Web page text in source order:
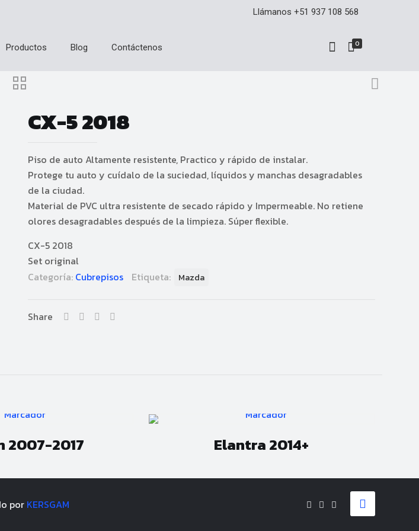
Llámanos +51 937 108 568
Productos Blog Contáctenos 0
CX-5 2018
Piso de auto Altamente resistente, Practico y rápido de instalar.
Protege tu auto y cuídalo de la suciedad, líquidos y manchas desagradables
de la ciudad.
Material de PVC ultra resistente de secado rápido y Impermeable. No retiene
olores desagradables después de la limpieza. Súper flexible.
CX-5 2018
Set original
Categoría: Cubrepisos Etiqueta: Mazda
Share
2007-2017 Elantra 2014+
por KERSGAM